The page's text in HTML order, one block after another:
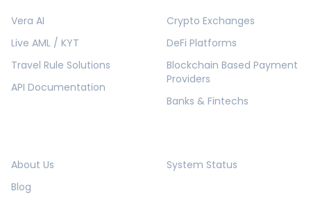
Vera AI
Live AML / KYT
Travel Rule Solutions
API Documentation
Crypto Exchanges
DeFi Platforms
Blockchain Based Payment
Providers
Banks & Fintechs
About Us
Blog
System Status